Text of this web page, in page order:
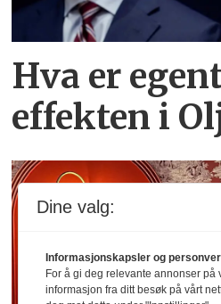
Hva er
effekten i
Dine valg:
Informasjonskapsler og
For å gi deg relevante annonser på
informasjon fra ditt besøk på vårt